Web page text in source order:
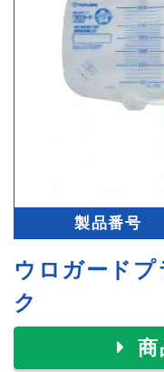
製品番号
ウロガードプ
ク
商